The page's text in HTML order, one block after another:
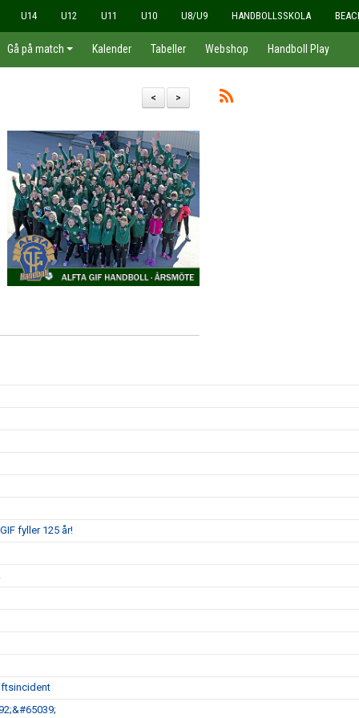
U14 U12 U11 U10 U8/U9 HANDBOLLSSKOLA
Gå på match Kalender Tabeller Webshop Handboll Play
>
<
fyller 125 år!